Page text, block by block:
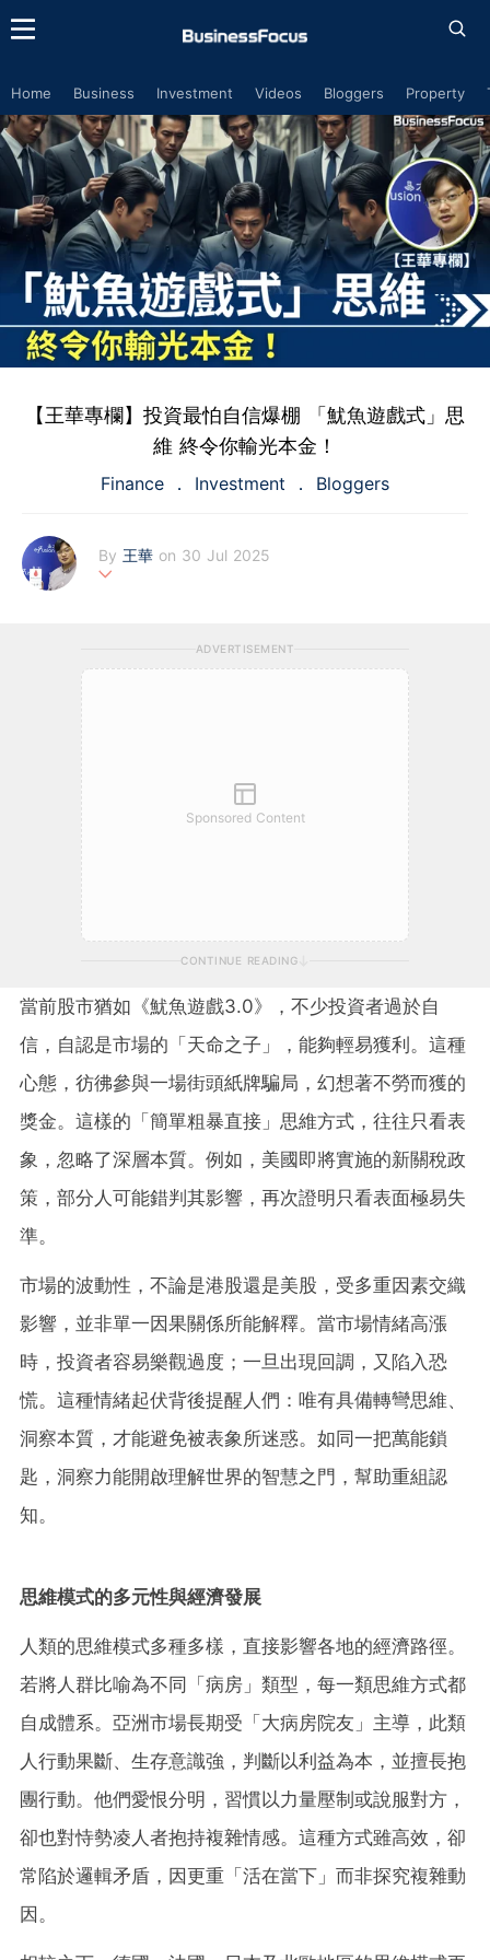
Home Business Investment Videos Bloggers Property
【王華專欄】投資最怕自信爆棚 「魷魚遊戲式」思
維 終令你輸光本金！
Finance Investment Bloggers
By 王華 on 30 Jul 2025
區的科技硬件公司。他是《對沖拆解王》,《對沖拆解王2—賞金獵
人投資 技術》及《 Bloody AI Alchemist 》 的作者，亦經常在電
視、電台財經節目，財經雜誌及報紙財經版出現。
ADVERTISEMENT
Sponsored Content
CONTINUE READING
當前股市猶如《魷魚遊戲3.0》，不少投資者過於自
信，自認是市場的「天命之子」，能夠輕易獲利。這種
心態，彷彿參與一場街頭紙牌騙局，幻想著不勞而獲的
獎金。這樣的「簡單粗暴直接」思維方式，往往只看表
象，忽略了深層本質。例如，美國即將實施的新關稅政
策，部分人可能錯判其影響，再次證明只看表面極易失
準。
市場的波動性，不論是港股還是美股，受多重因素交織
影響，並非單一因果關係所能解釋。當市場情緒高漲
時，投資者容易樂觀過度；一旦出現回調，又陷入恐
慌。這種情緒起伏背後提醒人們：唯有具備轉彎思維、
洞察本質，才能避免被表象所迷惑。如同一把萬能鎖
匙，洞察力能開啟理解世界的智慧之門，幫助重組認
知。
思維模式的多元性與經濟發展
人類的思維模式多種多樣，直接影響各地的經濟路徑。
若將人群比喻為不同「病房」類型，每一類思維方式都
自成體系。亞洲市場長期受「大病房院友」主導，此類
人行動果斷、生存意識強，判斷以利益為本，並擅長抱
團行動。他們愛恨分明，習慣以力量壓制或說服對方，
卻也對恃勢凌人者抱持複雜情感。這種方式雖高效，卻
常陷於邏輯矛盾，因更重「活在當下」而非探究複雜動
因。